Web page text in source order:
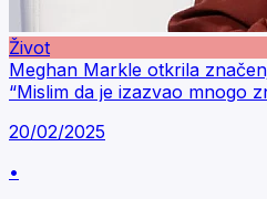
Život
Meghan Markle otkrila
“Mislim da je izazvao mnogo
20/02/2025
•